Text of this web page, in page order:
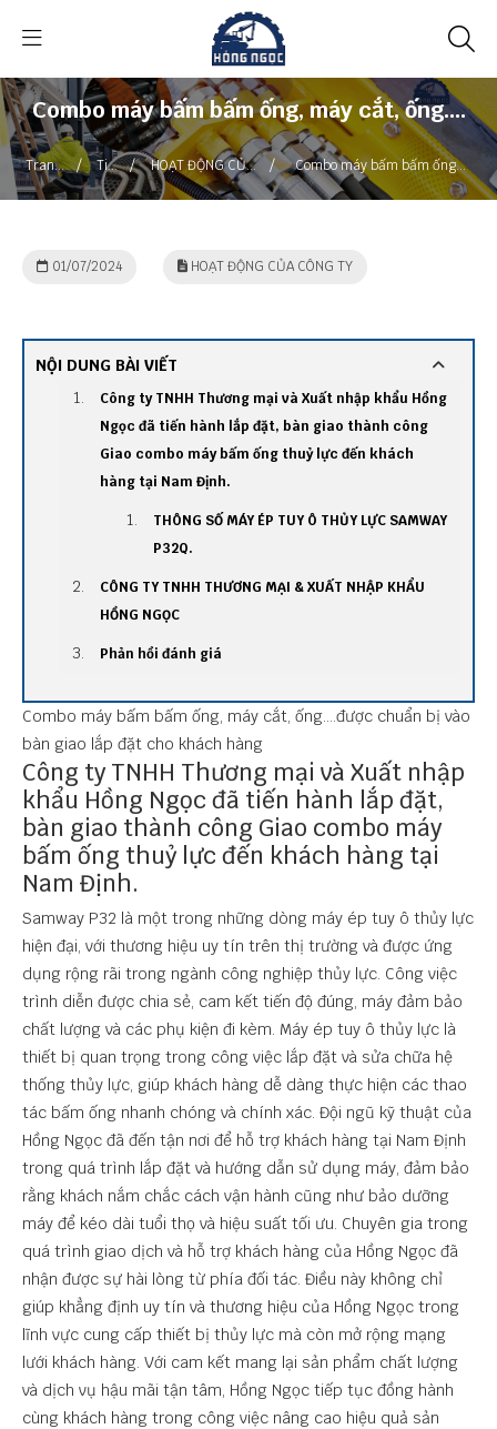
Combo máy bấm bấm ống, máy cắt, ống....
Trang / Tin / HOẠT ĐỘNG CỦA / Combo máy bấm bấm ống,
01/07/2024 HOẠT ĐỘNG CỦA CÔNG TY
NỘI DUNG BÀI VIẾT
Công ty TNHH Thương mại và Xuất nhập khẩu Hồng
Ngọc đã tiến hành lắp đặt, bàn giao thành công
Giao combo máy bấm ống thuỷ lực đến khách
hàng tại Nam Định.
THÔNG SỐ MÁY ÉP TUY Ô THỦY LỰC SAMWAY
P32Q.
CÔNG TY TNHH THƯƠNG MẠI & XUẤT NHẬP KHẨU
HỒNG NGỌC
Phản hồi đánh giá
Combo máy bấm bấm ống, máy cắt, ống....được chuẩn bị vào
bàn giao lắp đặt cho khách hàng
Công ty TNHH Thương mại và Xuất nhập
khẩu Hồng Ngọc đã tiến hành lắp đặt,
bàn giao thành công Giao combo máy
bấm ống thuỷ lực đến khách hàng tại
Nam Định.
Samway P32 là một trong những dòng máy ép tuy ô thủy lực
hiện đại, với thương hiệu uy tín trên thị trường và được ứng
dụng rộng rãi trong ngành công nghiệp thủy lực. Công việc
trình diễn được chia sẻ, cam kết tiến độ đúng, máy đảm bảo
chất lượng và các phụ kiện đi kèm. Máy ép tuy ô thủy lực là
thiết bị quan trọng trong công việc lắp đặt và sửa chữa hệ
thống thủy lực, giúp khách hàng dễ dàng thực hiện các thao
tác bấm ống nhanh chóng và chính xác. Đội ngũ kỹ thuật của
Hồng Ngọc đã đến tận nơi để hỗ trợ khách hàng tại Nam Định
trong quá trình lắp đặt và hướng dẫn sử dụng máy, đảm bảo
rằng khách nắm chắc cách vận hành cũng như bảo dưỡng
máy để kéo dài tuổi thọ và hiệu suất tối ưu. Chuyên gia trong
quá trình giao dịch và hỗ trợ khách hàng của Hồng Ngọc đã
nhận được sự hài lòng từ phía đối tác. Điều này không chỉ
giúp khẳng định uy tín và thương hiệu của Hồng Ngọc trong
lĩnh vực cung cấp thiết bị thủy lực mà còn mở rộng mạng
lưới khách hàng. Với cam kết mang lại sản phẩm chất lượng
và dịch vụ hậu mãi tận tâm, Hồng Ngọc tiếp tục đồng hành
cùng khách hàng trong công việc nâng cao hiệu quả sản